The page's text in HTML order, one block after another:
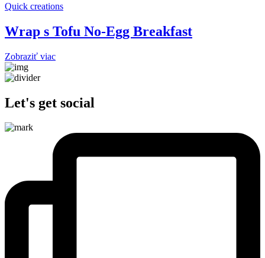
Quick creations
Wrap s Tofu No-Egg Breakfast
Zobraziť viac
Let's get social